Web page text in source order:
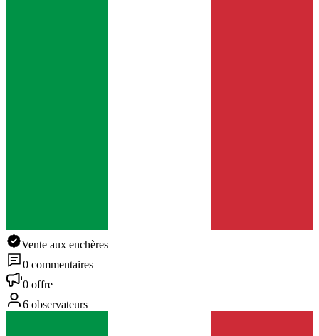
Vente aux enchères
0 commentaires
0 offre
6 observateurs